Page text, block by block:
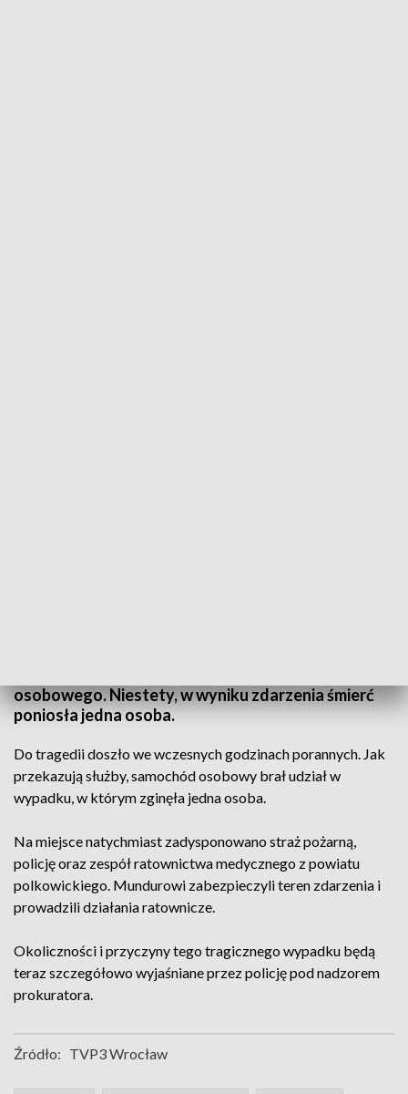
osobowego. Niestety, w wyniku zdarzenia śmierć
poniosła jedna osoba.
Do tragedii doszło we wczesnych godzinach porannych. Jak
przekazują służby, samochód osobowy brał udział w
wypadku, w którym zginęła jedna osoba.
Na miejsce natychmiast zadysponowano straż pożarną,
policję oraz zespół ratownictwa medycznego z powiatu
polkowickiego. Mundurowi zabezpieczyli teren zdarzenia i
prowadzili działania ratownicze.
Okoliczności i przyczyny tego tragicznego wypadku będą
teraz szczegółowo wyjaśniane przez policję pod nadzorem
prokuratora.
Źródło: TVP3 Wrocław